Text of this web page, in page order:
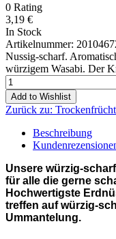
0 Rating
3,19 €
In Stock
Artikelnummer:
Nussig-scharf.
würzigem Wasabi. Der
Add to Wishlist
Zurück zu:
Beschreibung
Unsere würzig-
für alle die gerne
Hochwertigste
treffen auf würzig-
Ummantelung.